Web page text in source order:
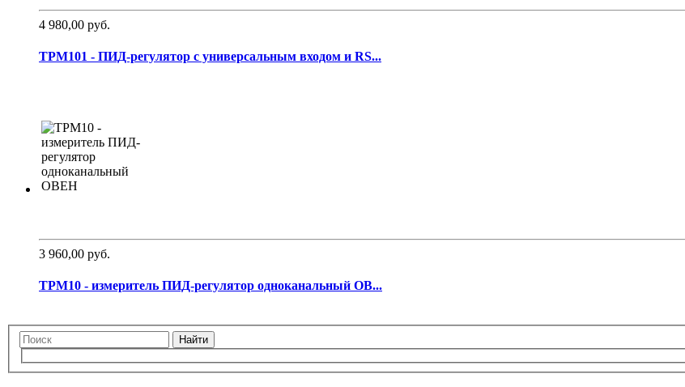
4 980,00 руб.
ТРМ101 - ПИД-регулятор с универсальным входом и RS...
3 960,00 руб.
ТРМ10 - измеритель ПИД-регулятор одноканальный ОВ...
Найти